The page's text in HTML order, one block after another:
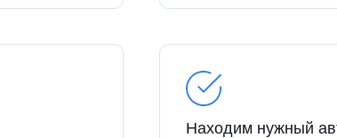
Находим нужный